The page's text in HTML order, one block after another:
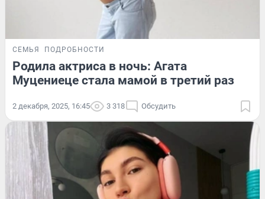
СЕМЬЯ ПОДРОБНОСТИ
Родила актриса в ночь: Агата
Муцениеце стала мамой в третий раз
2 декабря, 2025, 16:45 3 318 Обсудить